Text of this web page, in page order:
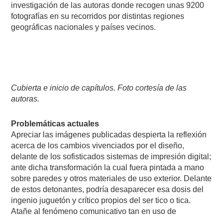
investigación de las autoras donde recogen unas 9200
fotografías en su recorridos por distintas regiones
geográficas nacionales y países vecinos.
Cubierta e inicio de capítulos. Foto cortesía de las
autoras.
Problemáticas actuales
Apreciar las imágenes publicadas despierta la reflexión
acerca de los cambios vivenciados por el diseño,
delante de los sofisticados sistemas de impresión digital;
ante dicha transformación la cual fuera pintada a mano
sobre paredes y otros materiales de uso exterior. Delante
de estos detonantes, podría desaparecer esa dosis del
ingenio juguetón y crítico propios del ser tico o tica.
Atañe al fenómeno comunicativo tan en uso de